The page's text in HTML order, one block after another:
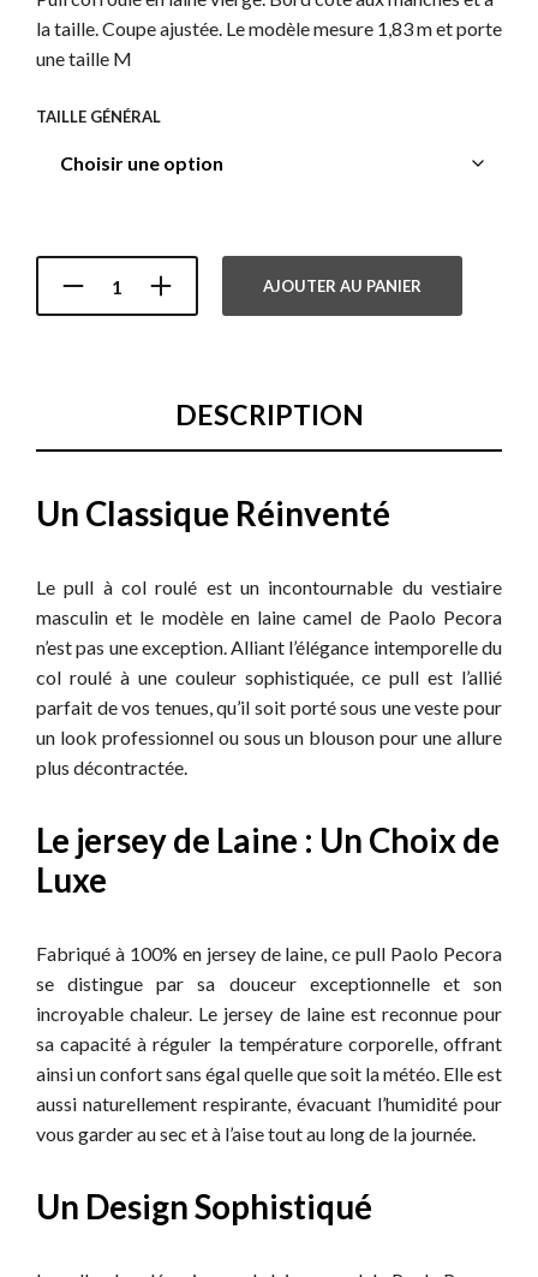
la taille. Coupe ajustée. Le modèle mesure 1,83 m et porte
une taille M
TAILLE GÉNÉRAL
AJOUTER AU PANIER
DESCRIPTION
Un Classique Réinventé
Le pull à col roulé est un incontournable du vestiaire
masculin et le modèle en laine camel de Paolo Pecora
n’est pas une exception. Alliant l’élégance intemporelle du
col roulé à une couleur sophistiquée, ce pull est l’allié
parfait de vos tenues, qu’il soit porté sous une veste pour
un look professionnel ou sous un blouson pour une allure
plus décontractée.
Le jersey de Laine : Un Choix de
Luxe
Fabriqué à 100% en jersey de laine, ce pull Paolo Pecora
se distingue par sa douceur exceptionnelle et son
incroyable chaleur. Le jersey de laine est reconnue pour
sa capacité à réguler la température corporelle, offrant
ainsi un confort sans égal quelle que soit la météo. Elle est
aussi naturellement respirante, évacuant l’humidité pour
vous garder au sec et à l’aise tout au long de la journée.
Un Design Sophistiqué